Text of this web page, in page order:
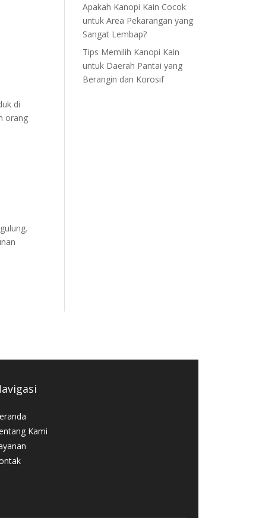
di
orang
Apakah Kanopi Kain Cocok
untuk Area Pekarangan yang
Sangat Lembap?
Tips Memilih Kanopi Kain
untuk Daerah Pantai yang
Berangin dan Korosif
Kami